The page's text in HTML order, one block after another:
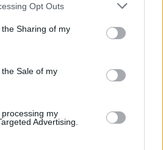
Opt Outs
Sharing of my
Sale of my
my
Advertising.